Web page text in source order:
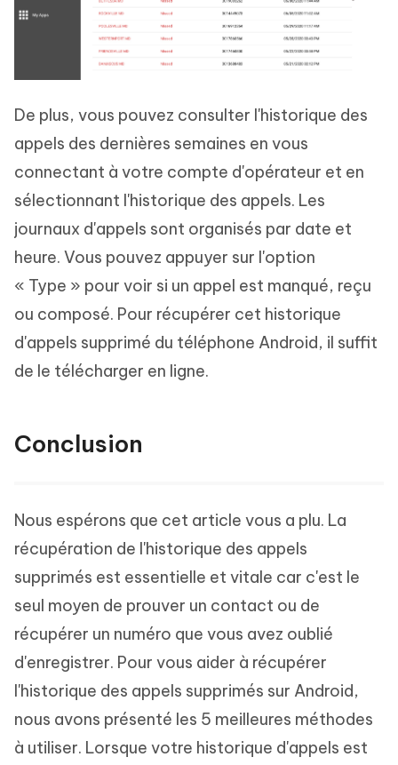
De plus, vous pouvez consulter l'historique des
appels des dernières semaines en vous
connectant à votre compte d'opérateur et en
sélectionnant l'historique des appels. Les
journaux d'appels sont organisés par date et
heure. Vous pouvez appuyer sur l'option
« Type » pour voir si un appel est manqué, reçu
ou composé. Pour récupérer cet historique
d'appels supprimé du téléphone Android, il suffit
de le télécharger en ligne.
Conclusion
Nous espérons que cet article vous a plu. La
récupération de l'historique des appels
supprimés est essentielle et vitale car c'est le
seul moyen de prouver un contact ou de
récupérer un numéro que vous avez oublié
d'enregistrer. Pour vous aider à récupérer
l'historique des appels supprimés sur Android,
nous avons présenté les 5 meilleures méthodes
à utiliser. Lorsque votre historique d'appels est